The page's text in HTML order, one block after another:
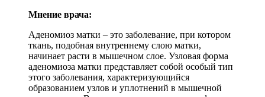
Мнение врача:
Аденомиоз матки – это заболевание, при котором
ткань, подобная внутреннему слою матки,
начинает расти в мышечном слое. Узловая форма
аденомиоза матки представляет собой особый тип
этого заболевания, характеризующийся
образованием узлов и уплотнений в мышечной